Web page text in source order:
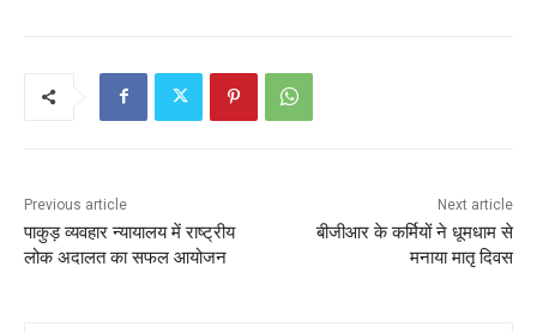
Previous article
पाकुड़ व्यवहार न्यायालय में राष्ट्रीय
लोक अदालत का सफल आयोजन
Next article
बीजीआर के कर्मियों ने धूमधाम से
मनाया मातृ दिवस